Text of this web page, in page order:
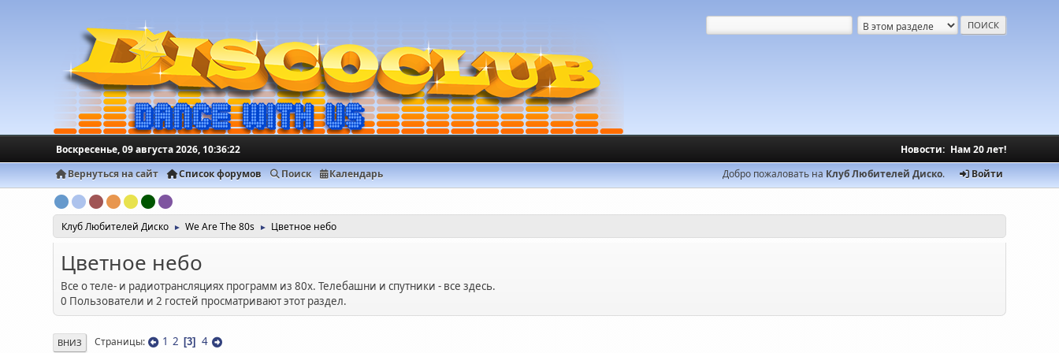
Воскресенье, 09 августа 2026, 10:36:22 Новости: Нам 20 лет!
Добро пожаловать на Клуб Любителей Диско. Войти
Вернуться на сайт Список форумов Поиск Календарь
Клуб Любителей Диско ► We Are The 80s ► Цветное небо
Цветное небо
Все о теле- и радиотрансляциях программ из 80х. Телебашни и спутники - все здесь.
0 Пользователи и 2 гостей просматривают этот раздел.
ВНИЗ Страницы 1 2 3
4